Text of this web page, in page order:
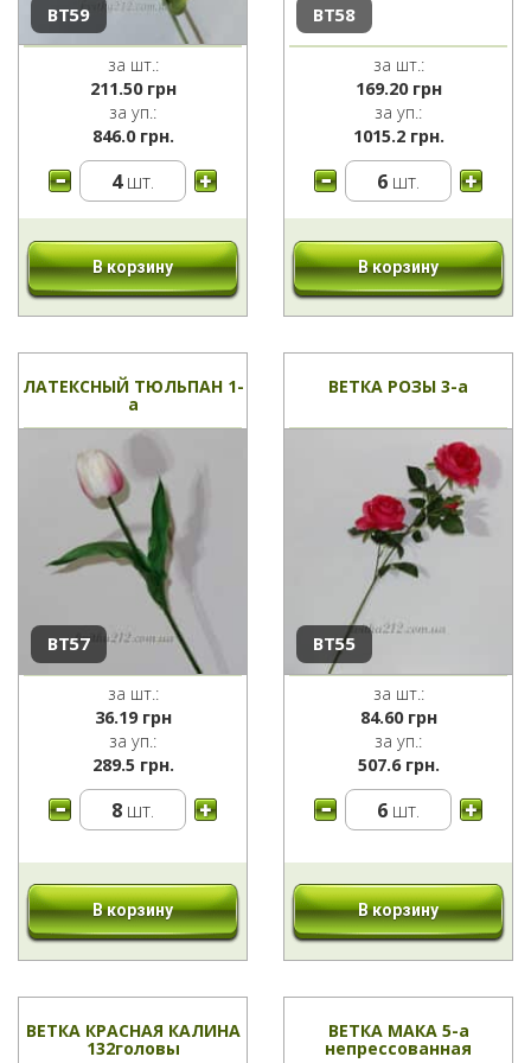
ВТ59
за шт.:
211.50 грн
за уп.:
846.0 грн.
4шт.
В корзину
ВТ58
за шт.:
169.20 грн
за уп.:
1015.2 грн.
6 шт.
В корзину
ЛАТЕКСНЫЙ ТЮЛЬПАН 1-
а
ВТ57
за шт.:
36.19 грн
за уп.:
289.5 грн.
8 шт.
В корзину
ВЕТКА РОЗЫ 3-а
ВТ55
за шт.:
84.60 грн
за уп.:
507.6 грн.
6 шт.
В корзину
ВЕТКА КРАСНАЯ КАЛИНА
132головы
ВЕТКА МАКА 5-а
непрессованная